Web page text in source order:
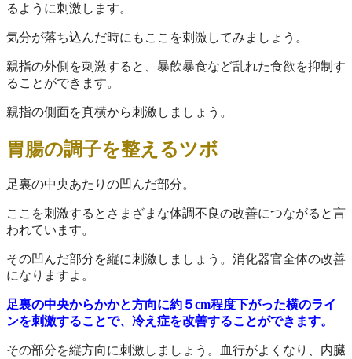
るように刺激します。
気分が落ち込んだ時にもここを刺激してみましょう。
親指の外側を刺激すると、暴飲暴食など乱れた食欲を抑制す
ることができます。
親指の側面を真横から刺激しましょう。
胃腸の調子を整えるツボ
足裏の中央あたりの凹んだ部分。
ここを刺激するとさまざまな体調不良の改善につながると言
われています。
その凹んだ部分を縦に刺激しましょう。消化器官全体の改善
になりますよ。
足裏の中央からかかと方向に約５cm程度下がった横のライ
ンを刺激することで、冷え症を改善することができます。
その部分を縦方向に刺激しましょう。血行がよくなり、内臓